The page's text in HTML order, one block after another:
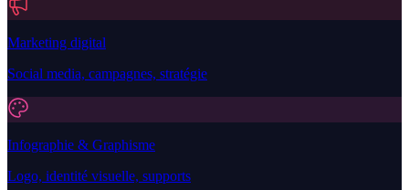
Marketing digital
Social media, campagnes, stratégie
Infographie & Graphisme
Logo, identité visuelle, supports